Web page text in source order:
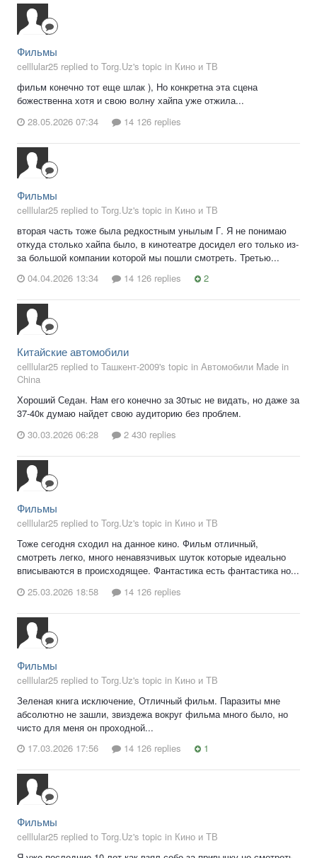
Фильмы
celllular25 replied to Torg.Uz's topic in Кино и ТВ
фильм конечно тот еще шлак ), Но конкретна эта сцена
божественна хотя и свою волну хайпа уже отжила...
28.05.2026 07:34
14 126 replies
Фильмы
celllular25 replied to Torg.Uz's topic in Кино и ТВ
вторая часть тоже была редкостным унылым Г. Я не понимаю
откуда столько хайпа было, в кинотеатре досидел его только из-
за большой компании которой мы пошли смотреть. Третью...
04.04.2026 13:34
14 126 replies 2
Китайские автомобили
celllular25 replied to Ташкент-2009's topic in Автомобили Made in
China
Хороший Седан. Нам его конечно за 30тыс не видать, но даже за
37-40к думаю найдет свою аудиторию без проблем.
30.03.2026 06:28
2 430 replies
Фильмы
celllular25 replied to Torg.Uz's topic in Кино и ТВ
Тоже сегодня сходил на данное кино. Фильм отличный,
смотреть легко, много ненавязчивых шуток которые идеально
вписываются в происходящее. Фантастика есть фантастика но...
25.03.2026 18:58
14 126 replies
Фильмы
celllular25 replied to Torg.Uz's topic in Кино и ТВ
Зеленая книга исключение, Отличный фильм. Паразиты мне
абсолютно не зашли, звиздежа вокруг фильма много было, но
чисто для меня он проходной...
17.03.2026 17:56
14 126 replies 1
Фильмы
celllular25 replied to Torg.Uz's topic in Кино и ТВ